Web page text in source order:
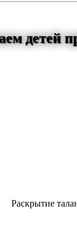
детей
Раскрытие